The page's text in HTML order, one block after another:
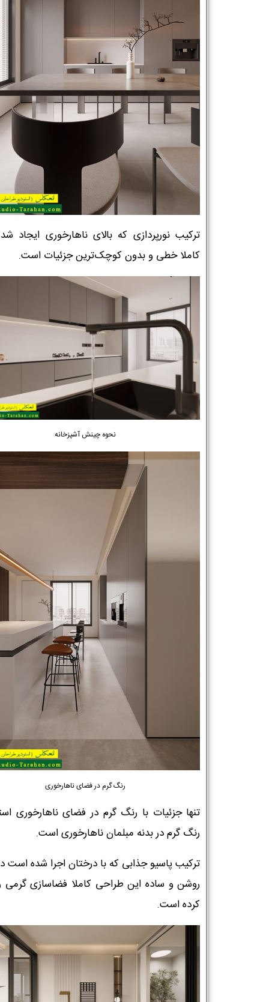
ترکیب نورپردازی که بالای ناهارخوری ایجاد
کاملا خطی و بدون کوچک‌ترین جزئیات است.
نحوه چینش آشپزخانه
رنگ گرم در فضای ناهارخوری
تنها جزئیات با رنگ گرم در فضای ناهارخوری
رنگ گرم در بدنه مبلمان ناهارخوری است.
ترکیب پاسیو جذابی که با درختان اجرا شده است
روشن و ساده این طراحی کاملا فضاسازی گرمی
کرده است.
نام و نام خانوادگی : *